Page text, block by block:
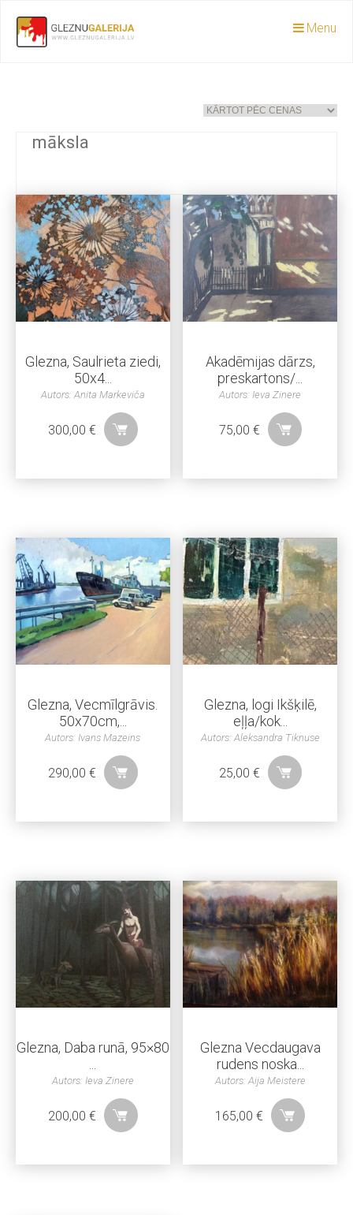
Menu
māksla
Glezna, Saulrieta ziedi,
50x4...
Autors: Anita Markeviča
300,00 €
Akadēmijas dārzs,
preskartons/...
Autors: Ieva Zinere
75,00 €
Glezna, Vecmīlgrāvis.
50x70cm,...
Autors: Ivans Mazeins
290,00 €
Glezna, logi Ikšķilē,
eļļa/kok...
Autors: Aleksandra Tiknuse
25,00 €
Glezna, Daba runā, 95×80
Autors: Ieva Zinere
200,00 €
Glezna Vecdaugava
rudens noska...
Autors: Aija Meistere
165,00€